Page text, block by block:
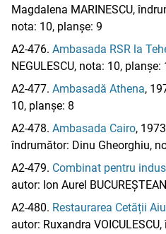
Magdalena MARINESCU,
nota: 10, planșe: 9
A2-476. Ambasada RSR la
NEGULESCU, nota: 10, planșe:
A2-477. Ambasadă Athena,
10, planșe: 8
A2-478. Ambasada Cairo,
îndrumător: Dinu Gheorghiu,
A2-479. Combinat pentru
autor: Ion Aurel
A2-480. Restaurarea Cetății
autor: Ruxandra